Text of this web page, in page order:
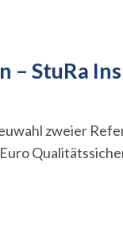
StuRa
zweier